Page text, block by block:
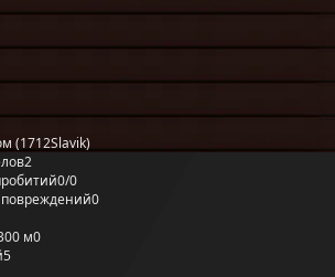
(1712Slavik)
2
0/0
0
м0
5